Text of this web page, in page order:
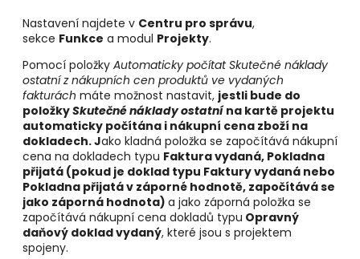
Nastavení najdete v Centru pro správu,
sekce Funkce a modul Projekty.
Pomocí položky Automaticky počítat Skutečné náklady
ostatní z nákupních cen produktů ve vydaných
fakturách máte možnost nastavit, jestli bude do
položkySkutečné náklady ostatnína kartě projektu
automaticky počítána i nákupní cena zboží na
dokladech.Jako kladná položka se započítává nákupní
cena na dokladech typu Faktura vydaná, Pokladna
přijatá (pokud je doklad typu Faktury vydaná nebo
Pokladna přijatá v záporné hodnotě, započítává se
jako záporná hodnota) a jako záporná položka se
započítává nákupní cena dokladů typu Opravný
daňový doklad vydaný, které jsou s projektem
spojeny.